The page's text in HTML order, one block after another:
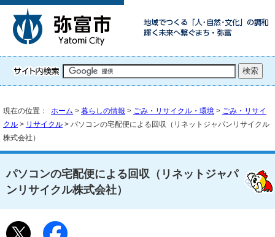
現在の位置： ホーム > 暮らしの情報 > ごみ・リサイクル・環境 > ごみ・リサイ
クル > リサイクル > パソコンの宅配便による回収（リネットジャパンリサイクル
株式会社）
パソコンの宅配便による回収（リネットジャパ
ンリサイクル株式会社）